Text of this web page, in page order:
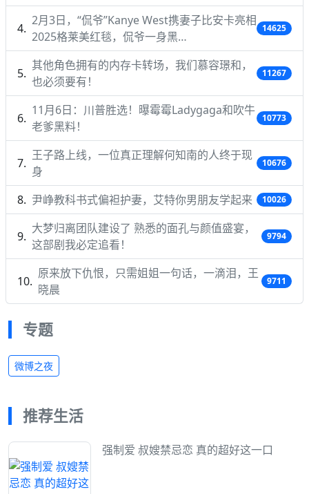
2月3日，“侃爷”Kanye West携妻子比安卡亮相
2025格莱美红毯，侃爷一身黑…
14625
其他角色拥有的内存卡转场，我们慕容璟和，
也必须要有！
11267
11月6日：川普胜选！曝霉霉Ladygaga和吹牛
老爹黑料！
10773
王子路上线，一位真正理解何知南的人终于现
身
10676
尹峥教科书式偏袒护妻，艾特你男朋友学起来 10026
大梦归离团队建设了 熟悉的面孔与颜值盛宴，
这部剧我必定追看！
9794
原来放下仇恨，只需姐姐一句话，一滴泪，王
晓晨
9711
专题
微博之夜
推荐生活
强制爱 叔嫂禁忌恋 真的超好这一口